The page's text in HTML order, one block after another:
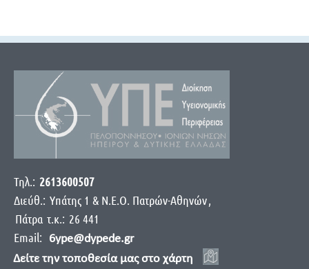
Τηλ.: 2613600507
Διεύθ.: Yπάτης 1 & Ν.Ε.Ο. Πατρών-Αθηνών,
Πάτρα τ.κ.: 26 441
Email:
6ype@dypede.gr
Δείτε την τοποθεσία μας στο χάρτη